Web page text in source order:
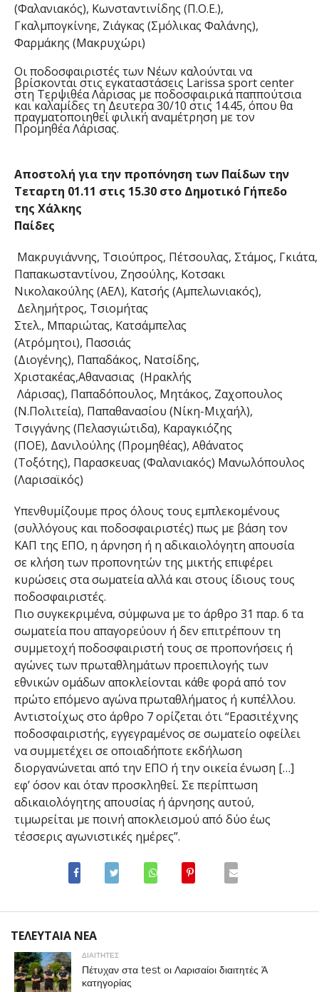
(Φαλανιακός), Κωνσταντινίδης (Π.Ο.Ε.),
Γκαλμπογκίνηε, Ζιάγκας (Σμόλικας Φαλάνης),
Φαρμάκης (Μακρυχώρι)
Οι ποδοσφαιριστές των Νέων καλούνται να
βρίσκονται στις εγκαταστάσεις Larissa sport center
στη Τερψιθέα Λάρισας με ποδοσφαιρικά παππούτσια
και καλαμίδες τη Δευτερα 30/10 στις 14.45, όπου θα
πραγματοποιηθεί φιλική αναμέτρηση με τον
Προμηθέα Λάρισας.
Αποστολή για την προπόνηση των Παίδων την
Τεταρτη 01.11 στις 15.30 στο Δημοτικό Γήπεδο
της Χάλκης
Παίδες
Μακρυγιάννης, Τσιούπρος, Πέτσουλας, Στάμος, Γκιάτα,
Παπακωσταντίνου, Ζησούλης, Κοτσακι
Νικολακούλης (ΑΕΛ), Κατσής (Αμπελωνιακός),
Δελημήτρος, Τσιομήτας
Στελ., Μπαριώτας, Κατσάμπελας
(Ατρόμητοι), Πασσιάς
(Διογένης), Παπαδάκος, Νατσίδης,
Χριστακέας,Αθανασιας (Ηρακλής
Λάρισας), Παπαδόπουλος, Μητάκος, Ζαχοπουλος
(Ν.Πολιτεία), Παπαθανασίου (Νίκη-Μιχαήλ),
Τσιγγάνης (Πελασγιώτιδα), Καραγκιόζης
(ΠΟΕ), Δανιλούλης (Προμηθέας), Αθάνατος
(Τοξότης), Παρασκευας (Φαλανιακός) Μανωλόπουλος
(Λαρισαϊκός)
Υπενθυμίζουμε προς όλους τους εμπλεκομένους
(συλλόγους και ποδοσφαιριστές) πως με βάση τον
ΚΑΠ της ΕΠΟ, η άρνηση ή η αδικαιολόγητη απουσία
σε κλήση των προπονητών της μικτής επιφέρει
κυρώσεις στα σωματεία αλλά και στους ίδιους τους
ποδοσφαιριστές.
Πιο συγκεκριμένα, σύμφωνα με το άρθρο 31 παρ. 6 τα
σωματεία που απαγορεύουν ή δεν επιτρέπουν τη
συμμετοχή ποδοσφαιριστή τους σε προπονήσεις ή
αγώνες των πρωταθλημάτων προεπιλογής των
εθνικών ομάδων αποκλείονται κάθε φορά από τον
πρώτο επόμενο αγώνα πρωταθλήματος ή κυπέλλου.
Αντιστοίχως στο άρθρο 7 ορίζεται ότι “Ερασιτέχνης
ποδοσφαιριστής, εγγεγραμένος σε σωματείο οφείλει
να συμμετέχει σε οποιαδήποτε εκδήλωση
διοργανώνεται από την ΕΠΟ ή την οικεία ένωση […]
εφ’ όσον και όταν προσκληθεί. Σε περίπτωση
αδικαιολόγητης απουσίας ή άρνησης αυτού,
τιμωρείται με ποινή αποκλεισμού από δύο έως
τέσσερις αγωνιστικές ημέρες”.
ΤΕΛΕΥΤΑΙΑ ΝΕΑ
ΔΙΑΙΤΗΤΕΣ
Πέτυχαν στα test οι Λαρισαίοι διαιτητές Ά
κατηγορίας